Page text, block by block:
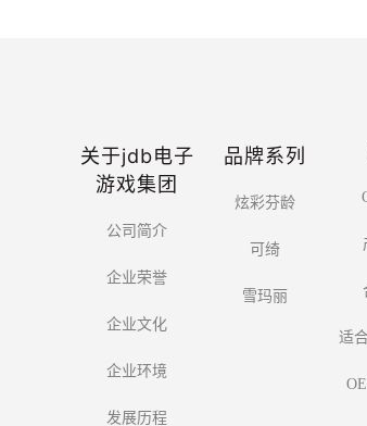
关于jdb电子
游戏集团
公司简介
企业荣誉
企业文化
企业环境
发展历程
品牌系列
炫彩芬龄
可绮
雪玛丽
适